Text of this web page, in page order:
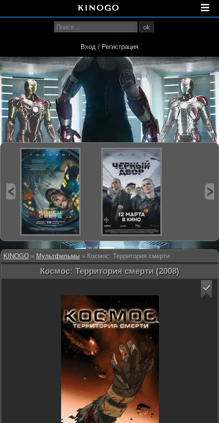
KINOGO » Мультфильмы » Космос: Территория смерти
Космос: Территория смерти (2008)
ok
Вход / Регистрация